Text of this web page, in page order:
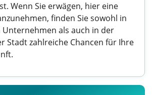
Wenn Sie erwägen, hier eine
finden Sie sowohl in
Unternehmen als auch in der
Stadt zahlreiche Chancen für Ihre